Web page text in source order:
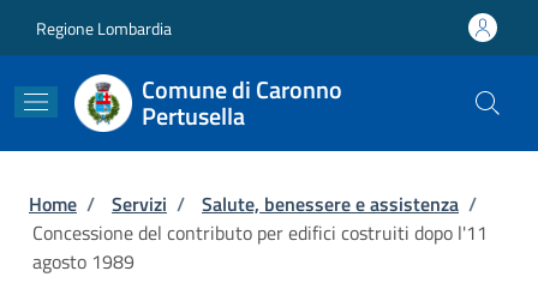
Regione Lombardia
Comune di Caronno
Pertusella
Briciole di pane
Home / Servizi / Salute, benessere e assistenza /
Concessione del contributo per edifici costruiti dopo l'11
agosto 1989